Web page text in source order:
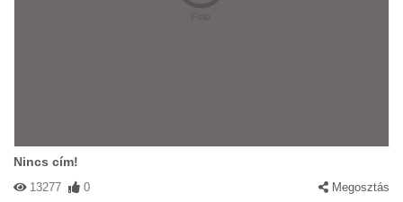
Nincs cím!
13277 0 Megosztás